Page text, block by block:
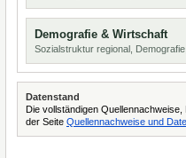
Demografie & Wirtschaft
Sozialstruktur regional,
Datenstand
Die vollständigen
der Seite Quellennachweise und